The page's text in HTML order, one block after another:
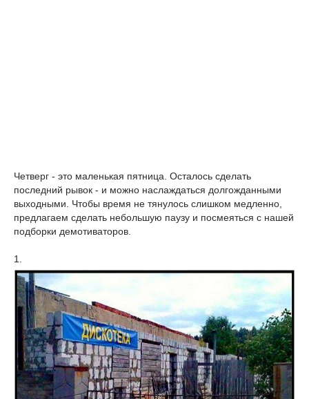
Четверг - это маленькая пятница. Осталось сделать
последний рывок - и можно наслаждаться долгожданными
выходными. Чтобы время не тянулось слишком медленно,
предлагаем сделать небольшую паузу и посмеяться с нашей
подборки демотиваторов.
1.